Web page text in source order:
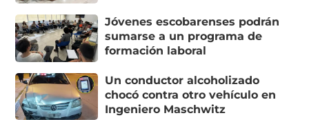
Jóvenes escobarenses podrán
sumarse a un programa de
formación laboral
Un conductor alcoholizado
chocó contra otro vehículo en
Ingeniero Maschwitz